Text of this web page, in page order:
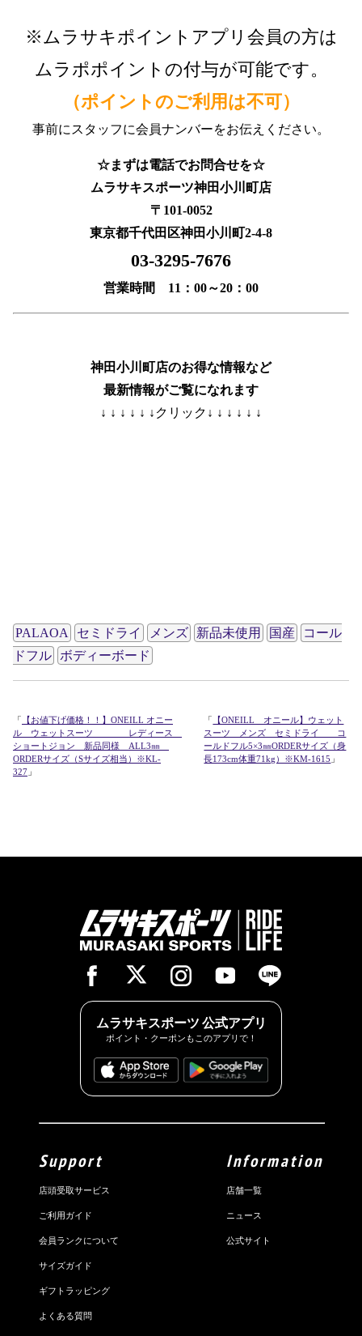
※ムラサキポイントアプリ会員の方は
ムラポポイントの付与が可能です。
（ポイントのご利用は不可）
事前にスタッフに会員ナンバーをお伝えください。
☆まずは電話でお問合せを☆
ムラサキスポーツ神田小川町店
〒101-0052
東京都千代田区神田小川町2-4-8
03-3295-7676
営業時間 11：00～20：00
神田小川町店のお得な情報など
最新情報がご覧になれます
↓ ↓ ↓ ↓ ↓ ↓クリック↓ ↓ ↓ ↓ ↓ ↓
PALAOA セミドライ メンズ 新品未使用 国産
コール
ドフル
ボディーボード
「 【お値下げ価格！！】ONEILL オニー
ル ウェットスーツ レディース
ショートジョン 新品同様 ALL3㎜
ORDERサイズ（Sサイズ相当）※KL-
327 」
「
【ONEILL オニール】ウェット
スーツ メンズ セミドライ コ
ールドフル5×3㎜ORDERサイズ（身
長173cm体重71kg）※KM-1615 」
ムラサキスポーツ 公式アプリ
ポイント・クーポンもこのアプリで！
Support
店頭受取サービス
ご利用ガイド
会員ランクについて
サイズガイド
ギフトラッピング
よくある質問
Information
店舗一覧
ニュース
公式サイト